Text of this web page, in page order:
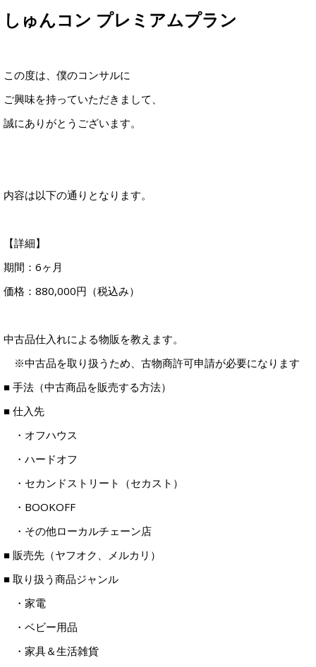
しゅんコン プレミアムプラン
この度は、僕のコンサルに
ご興味を持っていただきまして、
誠にありがとうございます。
内容は以下の通りとなります。
【詳細】
期間：6ヶ月
価格：880,000円（税込み）
中古品仕入れによる物販を教えます。
※中古品を取り扱うため、古物商許可申請が必要になります
■ 手法（中古商品を販売する方法）
■ 仕入先
・オフハウス
・ハードオフ
・セカンドストリート（セカスト）
・BOOKOFF
・その他ローカルチェーン店
■ 販売先（ヤフオク、メルカリ）
■ 取り扱う商品ジャンル
・家電
・ベビー用品
・家具＆生活雑貨